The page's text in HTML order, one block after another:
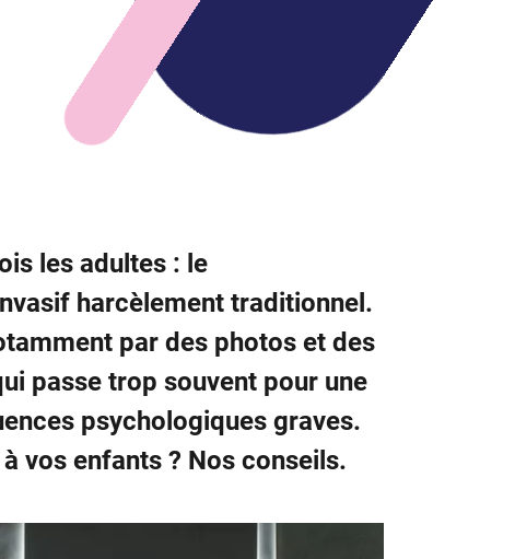
les adultes : le
harcèlement traditionnel.
par des photos et des
passe trop souvent pour une
psychologiques graves.
vos enfants ? Nos conseils.